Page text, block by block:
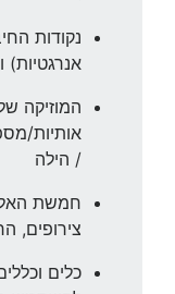
נקודות
אנרגטיות)
המוזיקה
אותיות/
/ הילה
חמשת
צירופים,
כלים